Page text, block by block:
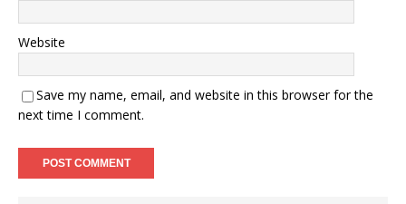
Website
Save my name, email, and website in this browser for the
next time I comment.